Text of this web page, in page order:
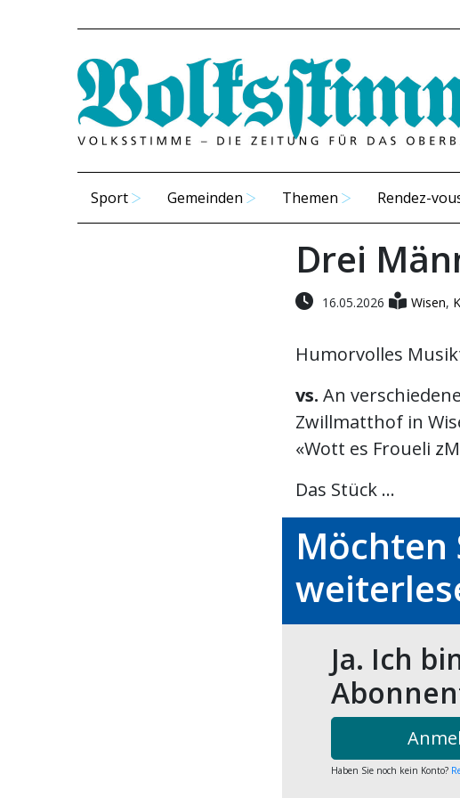
Sport Gemeinden Themen Rendez-
Drei
16.05.2026 Wisen,
Humorvolles
vs. An
Zwillmatthof in
«Wott es Froueli
Das Stück ...
Möchten
Ja. Ich
Haben Sie noch kein Konto?